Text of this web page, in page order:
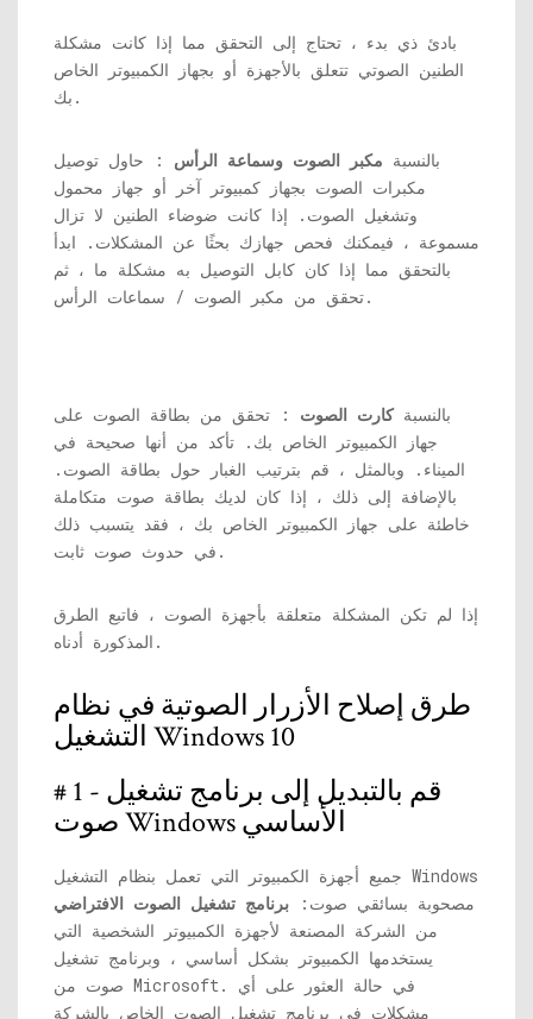
بادئ ذي بدء ، تحتاج إلى التحقق مما إذا كانت مشكلة
الطنين الصوتي تتعلق بالأجهزة أو بجهاز الكمبيوتر الخاص
بك.
بالنسبة مكبر الصوت وسماعة الرأس : حاول توصيل
مكبرات الصوت بجهاز كمبيوتر آخر أو جهاز محمول
وتشغيل الصوت. إذا كانت ضوضاء الطنين لا تزال
مسموعة ، فيمكنك فحص جهازك بحثًا عن المشكلات. ابدأ
بالتحقق مما إذا كان كابل التوصيل به مشكلة ما ، ثم
تحقق من مكبر الصوت / سماعات الرأس.
بالنسبةكارت الصوت : تحقق من بطاقة الصوت على
جهاز الكمبيوتر الخاص بك. تأكد من أنها صحيحة في
الميناء. وبالمثل ، قم بترتيب الغبار حول بطاقة الصوت.
بالإضافة إلى ذلك ، إذا كان لديك بطاقة صوت متكاملة
خاطئة على جهاز الكمبيوتر الخاص بك ، فقد يتسبب ذلك
في حدوث صوت ثابت.
إذا لم تكن المشكلة متعلقة بأجهزة الصوت ، فاتبع الطرق
المذكورة أدناه.
طرق إصلاح الأزرار الصوتية في نظام
التشغيل Windows 10
# 1 - قم بالتبديل إلى برنامج تشغيل
صوت Windows الأساسي
جميع أجهزة الكمبيوتر التي تعمل بنظام التشغيل Windows
مصحوبة بسائقي صوت: برنامج تشغيل الصوت الافتراضي
من الشركة المصنعة لأجهزة الكمبيوتر الشخصية التي
يستخدمها الكمبيوتر بشكل أساسي ، وبرنامج تشغيل
صوت من Microsoft. في حالة العثور على أي
مشكلات في برنامج تشغيل الصوت الخاص بالشركة